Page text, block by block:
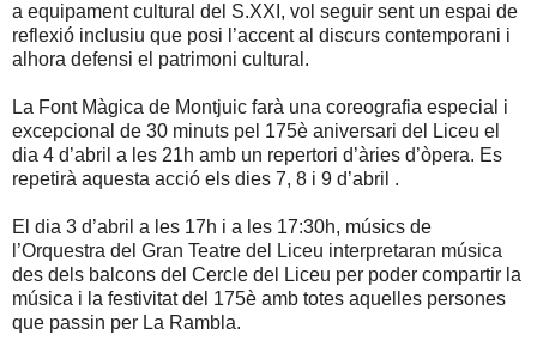
a equipament cultural del S.XXI, vol seguir sent un espai de
reflexió inclusiu que posi l’accent al discurs contemporani i
alhora defensi el patrimoni cultural.
La Font Màgica de Montjuic farà una coreografia especial i
excepcional de 30 minuts pel 175è aniversari del Liceu el
dia 4 d’abril a les 21h amb un repertori d’àries d’òpera. Es
repetirà aquesta acció els dies 7, 8 i 9 d’abril .
El dia 3 d’abril a les 17h i a les 17:30h, músics de
l’Orquestra del Gran Teatre del Liceu interpretaran música
des dels balcons del Cercle del Liceu per poder compartir la
música i la festivitat del 175è amb totes aquelles persones
que passin per La Rambla.